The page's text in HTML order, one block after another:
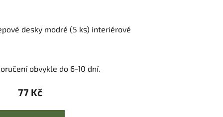
desky modré (5 ks) interiérové
obvykle do 6-10 dní.
77 Kč